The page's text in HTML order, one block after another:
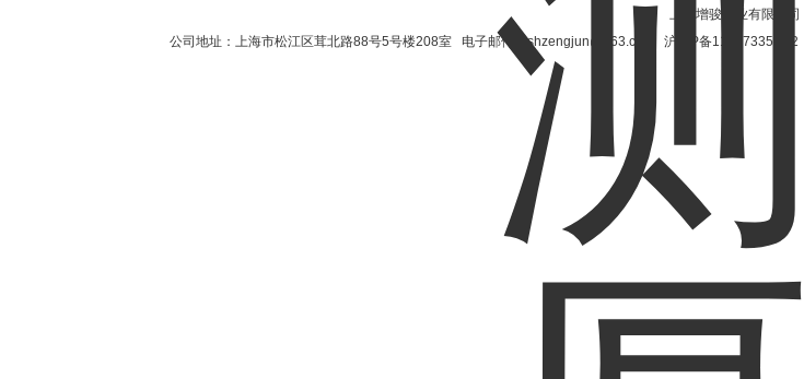
上海增骏实业有限公司
公司地址：上海市松江区茸北路88号5号楼208室 电子邮件：shzengjun@163.com 沪ICP备11017335号-2